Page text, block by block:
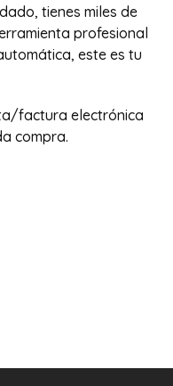
tienes miles de
profesional
este es tu
factura electrónica
compra.